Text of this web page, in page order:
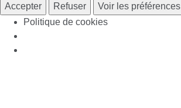
Accepter
Refuser Voir les préférences
Politique de cookies